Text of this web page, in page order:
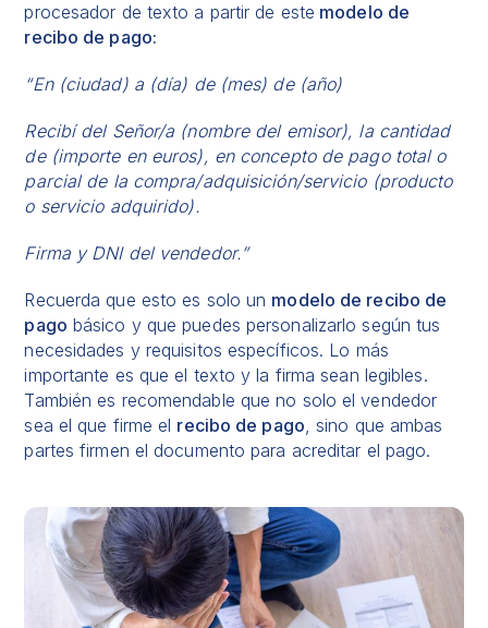
procesador de texto a partir de este modelo de
recibo de pago:
“En (ciudad) a (día) de (mes) de (año)
Recibí del Señor/a (nombre del emisor), la cantidad
de (importe en euros), en concepto de pago total o
parcial de la compra/adquisición/servicio (producto
o servicio adquirido).
Firma y DNI del vendedor.”
Recuerda que esto es solo un modelo de recibo de
pago básico y que puedes personalizarlo según tus
necesidades y requisitos específicos. Lo más
importante es que el texto y la firma sean legibles.
También es recomendable que no solo el vendedor
sea el que firme el recibo de pago, sino que ambas
partes firmen el documento para acreditar el pago.